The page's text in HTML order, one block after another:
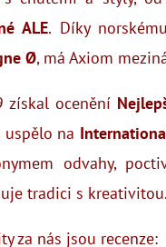
ALE. Díky
Ø, má Axiom
získal ocenění
uspělo na
odvahy,
tradici s kreativitou.
za nás jsou recenze: